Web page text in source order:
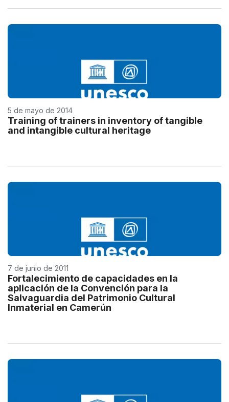
5 de mayo de 2014
Training of trainers in inventory of tangible
and intangible cultural heritage
7 de junio de 2011
Fortalecimiento de capacidades en la
aplicación de la Convención para la
Salvaguardia del Patrimonio Cultural
Inmaterial en Camerún